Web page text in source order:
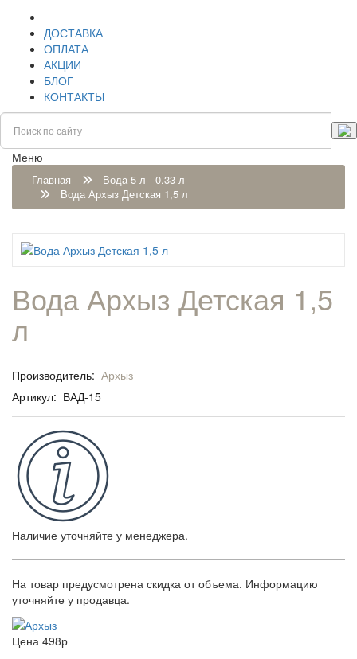
ДОСТАВКА
ОПЛАТА
АКЦИИ
БЛОГ
КОНТАКТЫ
Меню
Главная
Вода 5 л - 0.33 л
Вода Архыз Детская 1,5 л
Вода Архыз Детская 1,5
л
Производитель: Архыз
Артикул: ВАД-15
Наличие уточняйте у менеджера.
На товар предусмотрена скидка от объема. Информацию
уточняйте у продавца.
Цена 498р